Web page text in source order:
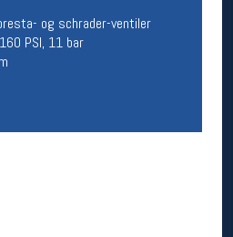
og schrader-ventiler
PSI, 11 bar